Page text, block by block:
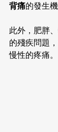
背痛的發生機
此外，肥胖
的殘疾問題
慢性的疼痛。